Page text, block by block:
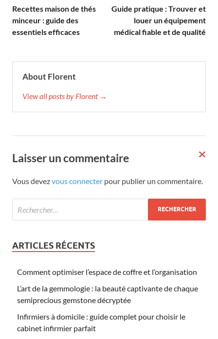
Recettes maison de thés
minceur : guide des
essentiels efficaces
Guide pratique : Trouver et
louer un équipement
médical fiable et de qualité
About Florent
View all posts by Florent →
Laisser un commentaire
Vous devezvous connecter pour publier un commentaire.
ARTICLES RÉCENTS
Comment optimiser l’espace de coffre et l’organisation
L’art de la gemmologie : la beauté captivante de chaque
semiprecious gemstone décryptée
Infirmiers à domicile : guide complet pour choisir le
cabinet infirmier parfait